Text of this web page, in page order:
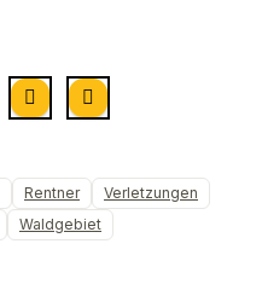
Rentner
Verletzungen
Waldgebiet